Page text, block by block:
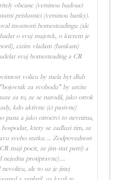
obcane (vetsinou budouci
prislusnici (vetsinou banky).
moznosti homesteadingu (ale
o svuj majetek, o kterem je
cizim vladam (bankam)
svuj homesteading a CR
volicu by mela byt dluh
za svobodu" by urcite
za to, ze se narodil, jako otrok
kdo aktivne (ci pasivne)
pana a jako otroctvi to nevnima,
ktery se zadluzi tim, ze
sveho statku ... Zodpovednost
maji pocit, ze jim stat patri) a
protipravne)....
ale to uz je jinej